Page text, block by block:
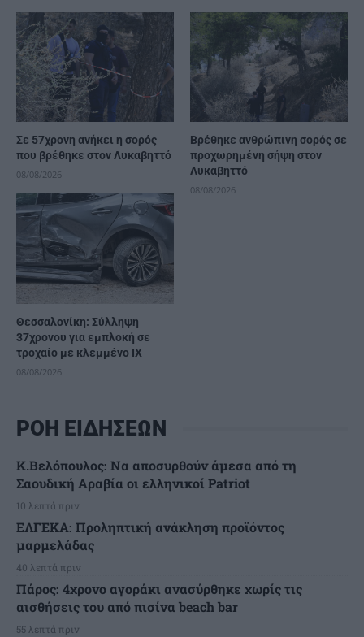
Σε 57χρονη ανήκει η σορός
που βρέθηκε στον Λυκαβηττό
08/08/2026
Βρέθηκε ανθρώπινη σορός σε
προχωρημένη σήψη στον
Λυκαβηττό
08/08/2026
Θεσσαλονίκη: Σύλληψη
37χρονου για εμπλοκή σε
τροχαίο με κλεμμένο ΙΧ
08/08/2026
ΡΟΗ ΕΙΔΗΣΕΩΝ
Κ.Βελόπουλος: Να αποσυρθούν άμεσα από τη
Σαουδική Αραβία οι ελληνικοί Patriot
10 λεπτά πριν
ΕΛΓΕΚΑ: Προληπτική ανάκληση προϊόντος
μαρμελάδας
40 λεπτά πριν
Πάρος: 4χρονο αγοράκι ανασύρθηκε χωρίς τις
αισθήσεις του από πισίνα beach bar
55 λεπτά πριν